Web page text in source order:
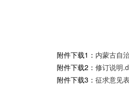
附件下载1： 内蒙古自
附件下载2： 修订说明
附件下载3： 征求意见